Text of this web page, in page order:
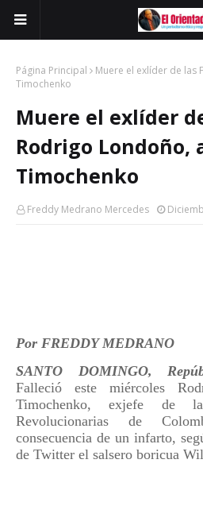
Página Principal
Muere el exlíder de las
Timochenko
Muere el exlíder
Rodrigo Londoño,
Timochenko
Freddy Medrano Mercedes
Por FREDDY MEDRANO
SANTO DOMINGO,
Falleció este miércoles
Timochenko, exjefe de
Revolucionarias de
consecuencia de un infarto,
de Twitter el salsero boricua